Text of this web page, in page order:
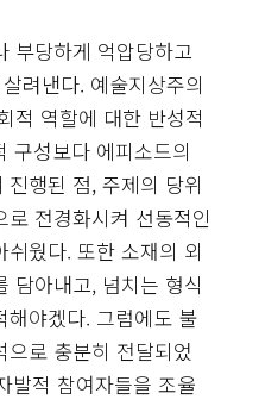
부당하게 억압당하고
려낸다. 예술지상주의
적 역할에 대한 반성적
구성보다 에피소드의
행된 점, 주제의 당위
전경화시켜 선동적인
웠다. 또한 소재의 외
담아내고, 넘치는 형식
야겠다. 그럼에도 불
로 충분히 전달되었
발적 참여자들을 조율